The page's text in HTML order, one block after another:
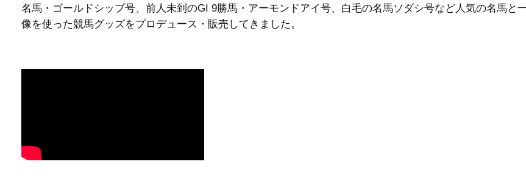
名馬・ゴールドシップ号、前人未到のGI 9勝馬・アーモンドアイ号、白毛の名馬ソダシ号など人気の名馬と
像を使った競馬グッズをプロデュース・販売してきました。